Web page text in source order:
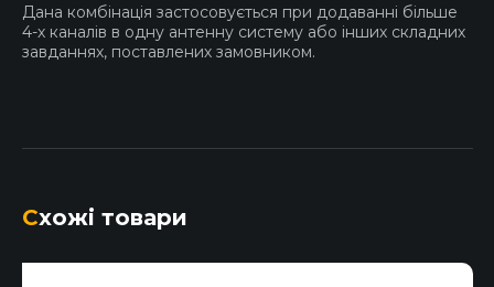
Дана комбінація застосовується при додаванні більше
4-х каналів в одну антенну систему або інших складних
завданнях, поставлених замовником.
Схожі товари